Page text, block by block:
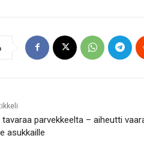
parvekkeelta – aiheutti
asukkaille